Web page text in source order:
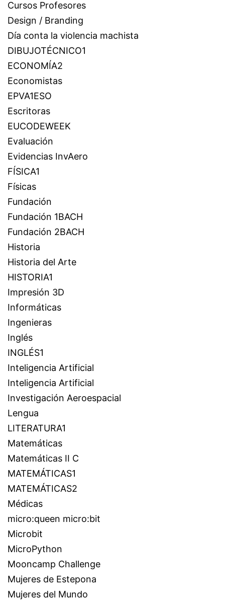
Cursos Profesores
Design / Branding
Día conta la violencia machista
DIBUJOTÉCNICO1
ECONOMÍA2
Economistas
EPVA1ESO
Escritoras
EUCODEWEEK
Evaluación
Evidencias InvAero
FÍSICA1
Físicas
Fundación
Fundación 1BACH
Fundación 2BACH
Historia
Historia del Arte
HISTORIA1
Impresión 3D
Informáticas
Ingenieras
Inglés
INGLÉS1
Inteligencia Artificial
Inteligencia Artificial
Investigación Aeroespacial
Lengua
LITERATURA1
Matemáticas
Matemáticas II C
MATEMÁTICAS1
MATEMÁTICAS2
Médicas
micro:queen micro:bit
Microbit
MicroPython
Mooncamp Challenge
Mujeres de Estepona
Mujeres del Mundo